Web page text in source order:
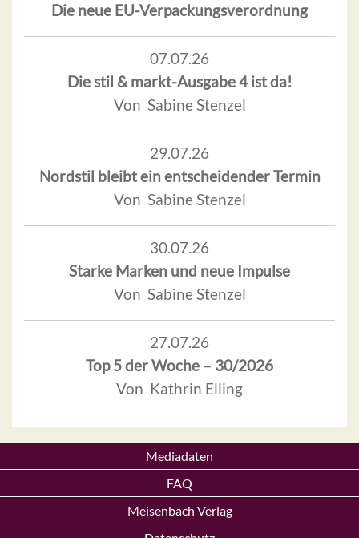
Die neue EU-Verpackungsverordnung
07.07.26
Die stil & markt-Ausgabe 4 ist da!
Von Sabine Stenzel
29.07.26
Nordstil bleibt ein entscheidender Termin
Von Sabine Stenzel
30.07.26
Starke Marken und neue Impulse
Von Sabine Stenzel
27.07.26
Top 5 der Woche – 30/2026
Von Kathrin Elling
Mediadaten
FAQ
Meisenbach Verlag